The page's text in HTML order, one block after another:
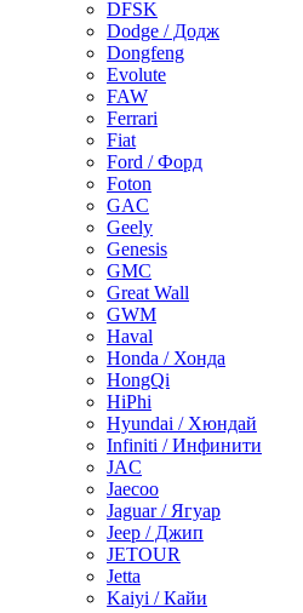
DFSK
Dodge / Додж
Dongfeng
Evolute
FAW
Ferrari
Fiat
Ford / Форд
Foton
GAC
Geely
Genesis
GMC
Great Wall
GWM
Haval
Honda / Хонда
HongQi
HiPhi
Hyundai / Хюндай
Infiniti / Инфинити
JAC
Jaecoo
Jaguar / Ягуар
Jeep / Джип
JETOUR
Jetta
Kaiyi / Кайи